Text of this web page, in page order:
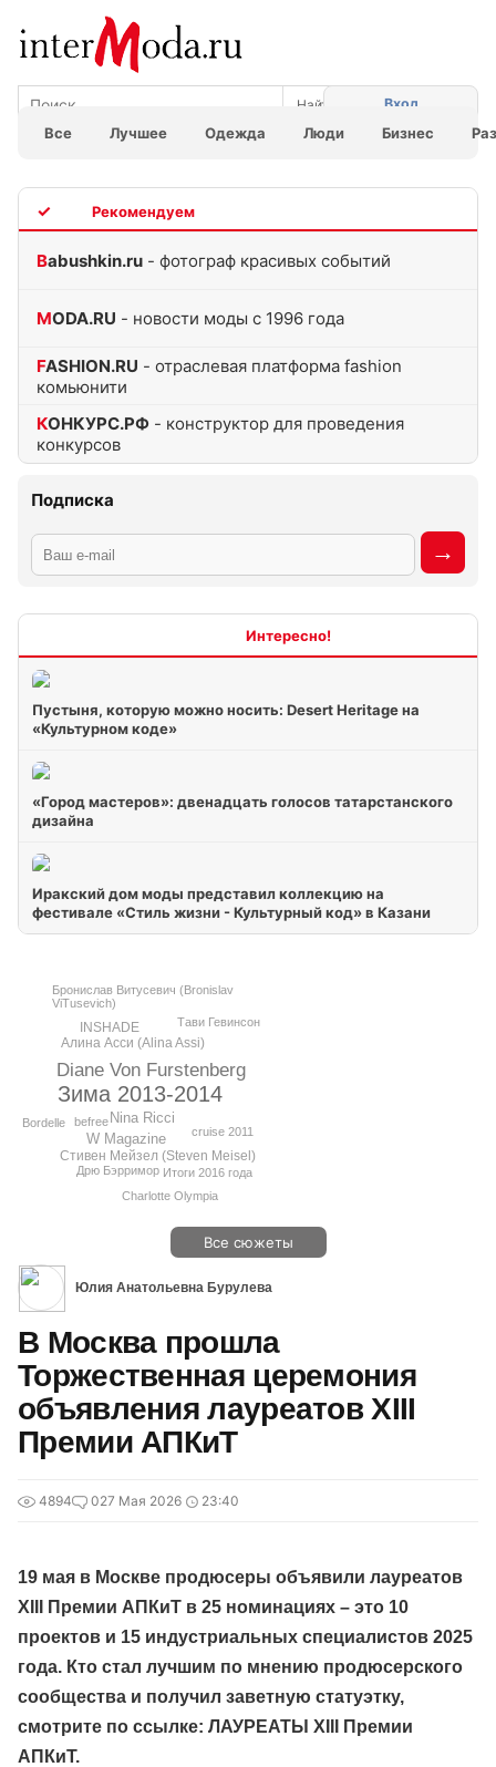
Все Лучшее Одежда Люди Бизнес
Вход
Babushkin.ru - фотограф красивых событий
MODA.RU - новости моды с 1996 года
FASHION.RU - отраслевая платформа fashion
комьюнити
КОНКУРС.РФ - конструктор для проведения
конкурсов
Подписка
Пустыня, которую можно носить: Desert Heritage на
«Культурном коде»
«Город мастеров»: двенадцать голосов татарстанского
дизайна
Иракский дом моды представил коллекцию на
фестивале «Стиль жизни - Культурный код» в Казани
Зима 2013-2014
Diane Von Furstenberg
Nina Ricci
W Magazine
Стивен Мейзел (Steven Meisel)
Алина Асси (Alina Assi)
INSHADE
Дрю Бэрримор
Бронислав Витусевич (Bronislav
ViTusevich)
befree
cruise 2011
Charlotte Olympia
Тави Гевинсон
Итоги 2016 года
Bordelle
Все сюжеты
Юлия Анатольевна Бурулева
В Москва прошла
Торжественная церемония
объявления лауреатов XIII
Премии АПКиТ
4894 027 Мая 2026 23:40
19 мая в Москве продюсеры объявили лауреатов
XIII Премии АПКиТ в 25 номинациях – это 10
проектов и 15 индустриальных специалистов 2025
года. Кто стал лучшим по мнению продюсерского
сообщества и получил заветную статуэтку,
смотрите по ссылке: ЛАУРЕАТЫ XIII Премии
АПКиТ.